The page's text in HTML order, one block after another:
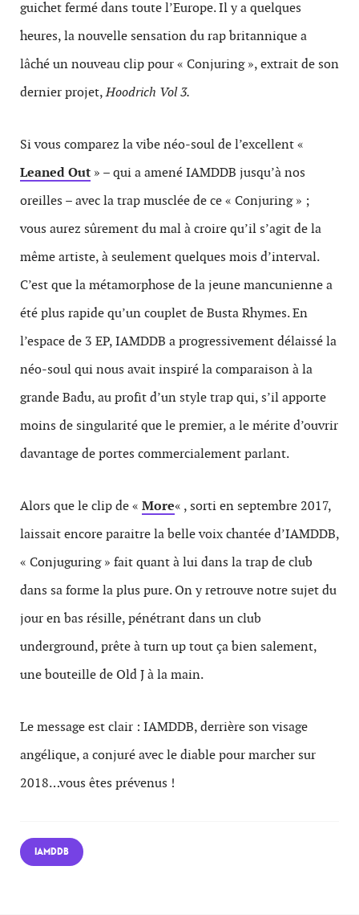
guichet fermé dans toute l’Europe. Il y a quelques
heures, la nouvelle sensation du rap britannique a
lâché un nouveau clip pour « Conjuring », extrait de son
dernier projet,Hoodrich Vol 3.
Si vous comparez la vibe néo-soul de l’excellent «
Leaned Out » – qui a amené IAMDDB jusqu’à nos
oreilles – avec la trap musclée de ce « Conjuring » ;
vous aurez sûrement du mal à croire qu’il s’agit de la
même artiste, à seulement quelques mois d’interval.
C’est que la métamorphose de la jeune mancunienne a
été plus rapide qu’un couplet de Busta Rhymes. En
l’espace de 3 EP, IAMDDB a progressivement délaissé la
néo-soul qui nous avait inspiré la comparaison à la
grande Badu, au profit d’un style trap qui, s’il apporte
moins de singularité que le premier, a le mérite d’ouvrir
davantage de portes commercialement parlant.
Alors que le clip de « More« , sorti en septembre 2017,
laissait encore paraitre la belle voix chantée d’IAMDDB,
« Conjuguring » fait quant à lui dans la trap de club
dans sa forme la plus pure. On y retrouve notre sujet du
jour en bas résille, pénétrant dans un club
underground, prête à turn up tout ça bien salement,
une bouteille de Old J à la main.
Le message est clair : IAMDDB, derrière son visage
angélique, a conjuré avec le diable pour marcher sur
2018…vous êtes prévenus !
IAMDDB